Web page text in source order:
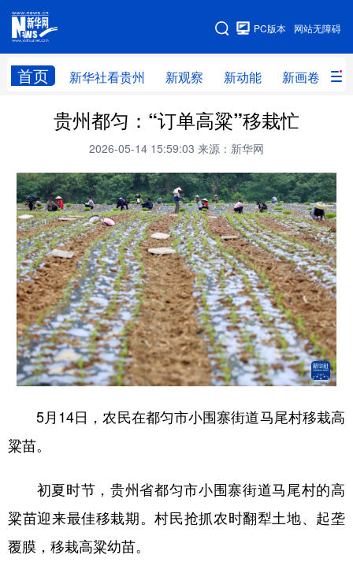
网站无障碍
PC版本
首页 新华社看贵州 新观察 新动能 新画卷
网站地图
新华社看贵州 新观察 新动能 新画卷
贵州领导 人事
专题 访谈 直播 视频
畅游贵州 数字贵州 律动贵州 健康贵州
光影贵州 部门之窗 县区直达 企业速递
融媒联播 贵阳 遵义 安顺
六盘水 毕节 铜仁 黔东南
黔南 黔西南
地方频道
浙江 安徽 福建 江西
山东 河南
贵州都匀：“订单高粱”移栽忙
2026-05-14 15:59:03 来源：新华网
5月14日，农民在都匀市小围寨街道马尾村移栽高
粱苗。
初夏时节，贵州省都匀市小围寨街道马尾村的高
粱苗迎来最佳移栽期。村民抢抓农时翻犁土地、起垄
覆膜，移栽高粱幼苗。